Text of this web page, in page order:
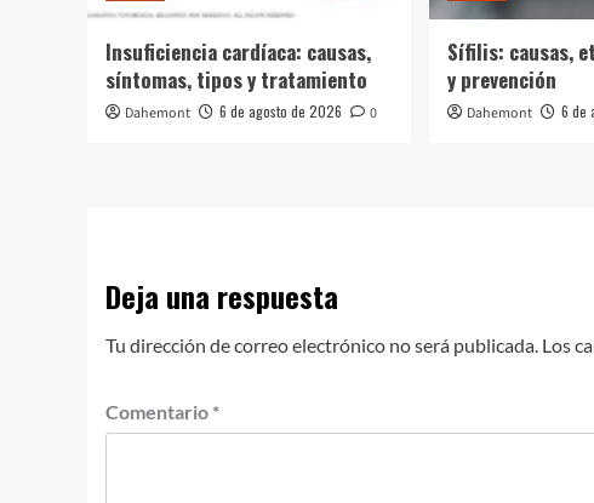
Insuficiencia cardíaca: causas,
síntomas, tipos y tratamiento
Dahemont 6 de agosto de 2026 0
Sífilis: causas,
y prevención
Dahemont 6 de
Deja una respuesta
Tu dirección de correo electrónico no será publicada. Los
Comentario *